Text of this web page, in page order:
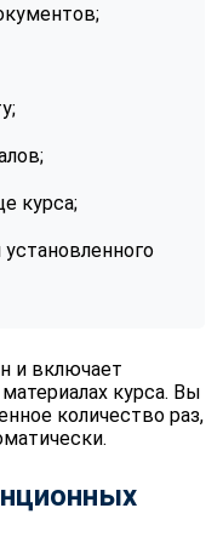
курса;
и включает
курса. Вы
количество раз,